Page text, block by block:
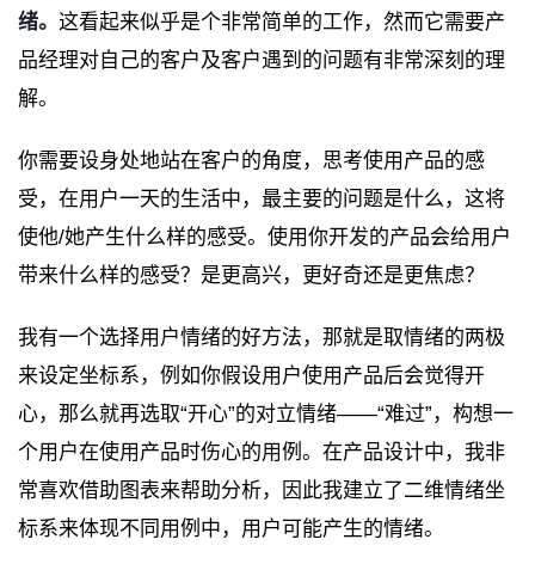
绪。 这看起来似乎是个非常简单的工作，然而它需要产
品经理对自己的客户及客户遇到的问题有非常深刻的理
解。
你需要设身处地站在客户的角度，思考使用产品的感
受，在用户一天的生活中，最主要的问题是什么，这将
使他/她产生什么样的感受。使用你开发的产品会给用户
带来什么样的感受？是更高兴，更好奇还是更焦虑？
我有一个选择用户情绪的好方法，那就是取情绪的两极
来设定坐标系，例如你假设用户使用产品后会觉得开
心，那么就再选取“开心”的对立情绪——“难过”，构想一
个用户在使用产品时伤心的用例。在产品设计中，我非
常喜欢借助图表来帮助分析，因此我建立了二维情绪坐
标系来体现不同用例中，用户可能产生的情绪。